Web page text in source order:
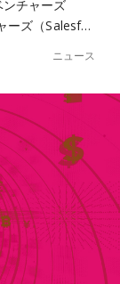
チャーズ
ーズ（Salesf…
ニュース